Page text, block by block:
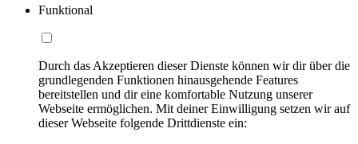
Funktional
Durch das Akzeptieren dieser Dienste können wir dir über die
grundlegenden Funktionen hinausgehende Features
bereitstellen und dir eine komfortable Nutzung unserer
Webseite ermöglichen. Mit deiner Einwilligung setzen wir auf
dieser Webseite folgende Drittdienste ein: